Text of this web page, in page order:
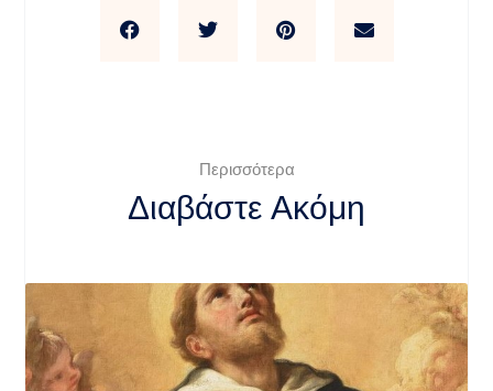
Περισσότερα
Διαβάστε Ακόμη